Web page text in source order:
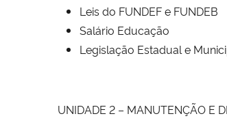
Leis do FUNDEF e FUNDEB
Salário Educação
Legislação Estadual e
UNIDADE 2 – MANUTENÇÃO E